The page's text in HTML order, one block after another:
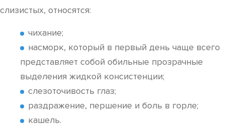
слизистых, относятся:
чихание;
насморк, который в первый день чаще всего
представляет собой обильные прозрачные
выделения жидкой консистенции;
слезоточивость глаз;
раздражение, першение и боль в горле;
кашель.